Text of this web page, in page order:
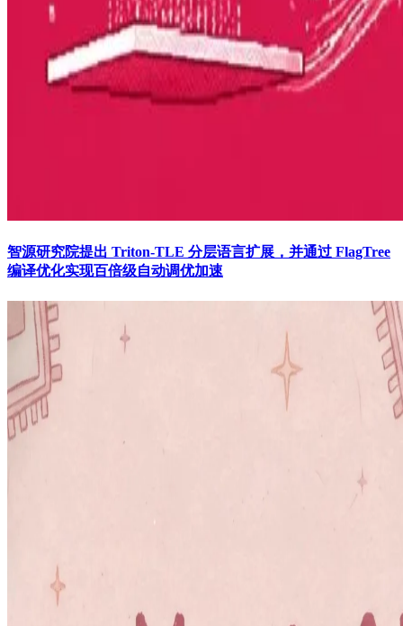
智源研究院提出 Triton-TLE 分层语言扩展，并通过 FlagTree
编译优化实现百倍级自动调优加速